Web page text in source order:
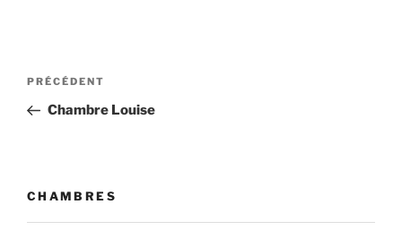
Navigation
l’article
Article
précédent
PRÉCÉDENT
Chambre Louise
CHAMBRES